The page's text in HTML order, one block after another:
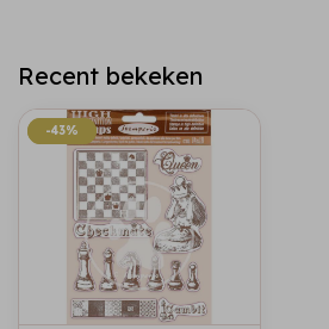
Recent bekeken
-43%
-43%